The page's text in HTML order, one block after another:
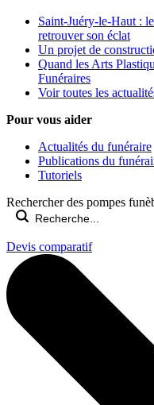
Saint-Juéry-le-Haut :
retrouver son éclat
Un projet de
Quand les Arts
Funéraires
Voir toutes les
Pour vous aider
Actualités du funéraire
Publications du
Tutoriels
Rechercher des pompes
Devis comparatif